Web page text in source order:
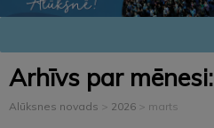
Arhīvs par mēnesi:
Alūksnes novads > 2026 > marts